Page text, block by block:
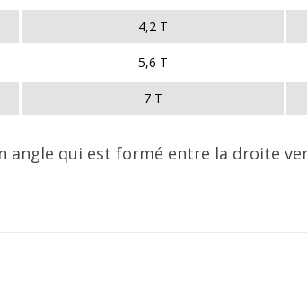
4,2 T
5,6 T
7 T
angle qui est formé entre la droite